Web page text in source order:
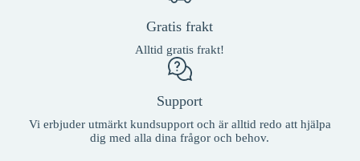
Gratis frakt
Alltid gratis frakt!
Support
Vi erbjuder utmärkt kundsupport och är alltid redo att hjälpa
dig med alla dina frågor och behov.